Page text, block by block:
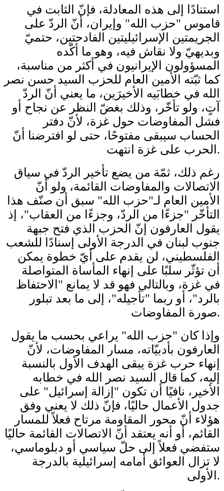
استنادًا إلى هذه المعادلة، فإنّ الثابت في
قاموس "حزب الله" وإيران، أنّ الردّ على
الجريمتين الإسرائيليتين الفادحتين، حتميّ
وبديهيّ ولا نقاش فيه، وهو ما أكّده
المسؤولون الإيرانيون في أكثر من مناسبة،
كما ثبّته الأمين العام للحزب السيد حسن نصر
الله في خطابَيه الأخيرَين، ما يعني أنّ الردّ
آتٍ، ولو تأخّر، وذلك بغضّ النظر عن نجاح أو
فشل المفاوضات حول غزة، لأنّ دفتر
الحساب سيبقى مفتوحًا، حتى لو افترضنا أنّ
الحرب على غزة انتهت.
رغم ذلك، ثمّة من يضع تأخير الردّ في سياق
الاتصالات والمفاوضات القائمة، ولو أنّ
الأمين العام لـ"حزب الله" سبق أن صنّف هذا
التأخّر "جزءًا من الردّ، وجزءًا من العقاب"، إذ
يقول العارفون إنّ الحزب الذي فتح جبهة
جنوب لبنان في الدرجة الأولى إسنادًا للشعب
الفلسطيني، لن يقدم على أيّ خطوة يمكن
أن تؤثّر سلبًا على إنهاء المأساة المتواصلة
في غزة، وبالتالي فهو قد لا يمانع "الاحتفاظ
بالرد"، أو ربما "تأجيله"، إلى ما بعد تبلور
صورة المفاوضات.
وإذا كان "حزب الله" يراعي بحسب ما يقول
العارفون بأدبيّاته، مسار المفاوضات، لأنّ
إنهاء حرب غزة يبقى الهدف الأول بالنسبة
إليه، كما قال السيد نصر الله في خطابه
الأخير، نافيًا أن تكون "إزالة إسرائيل" على
جدول الأعمال حاليًا، فإنّ ذلك لا يعني وفق
هؤلاء أنّ محور المقاومة مرتاح فعلاً للمسار
القائم، أو أنه يعتقد أنّ الاتصالات القائمة حاليًا
ستفضي فعلاً إلى حلّ سياسي أو دبلوماسي،
لا تزال العوائق أمامه إسرائيلية بالدرجة
الأولى.